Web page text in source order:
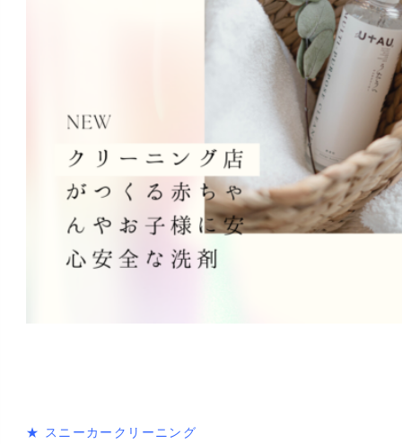
★ スニーカークリーニング